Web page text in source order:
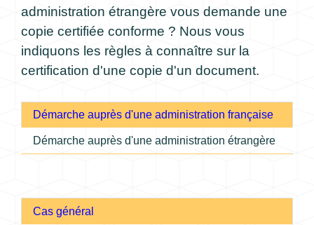
administration étrangère vous demande une
copie certifiée conforme ? Nous vous
indiquons les règles à connaître sur la
certification d'une copie d'un document.
Démarche auprès d'une administration française
Démarche auprès d'une administration étrangère
Cas général